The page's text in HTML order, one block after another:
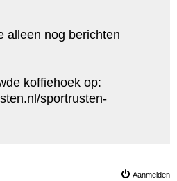
alleen nog berichten
koffiehoek op:
sportrusten-
Aanmelden